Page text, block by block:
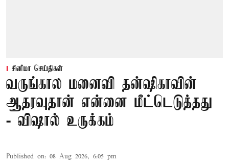
சினிமா செய்திகள்
வருங்கால மனைவி தன்ஷிகாவின்
ஆதரவுதான் என்னை மீட்டெடுத்தது
- விஷால் உருக்கம்
Published on: 08 Aug 2026, 6:05 pm